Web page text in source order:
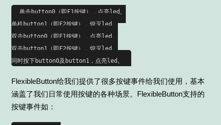
单击button0（即F1按键），点亮led。
单机button1（即F2按键），熄灭led。
双击button0（即F1按键），点亮led。
双击button1（即F2按键），熄灭led。
FlexibleButton给我们提供了很多按键事件给我们使用，基本
涵盖了我们日常使用按键的各种场景。FlexibleButton支持的
按键事件如：